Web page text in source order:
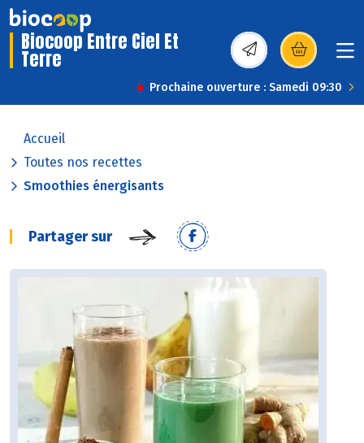
Biocoop Entre Ciel Et
Terre (s’ouvre dans une
Prochaine ouverture : Samedi 09:30
Accueil
Toutes nos recettes
Smoothies énergisants
Partager sur